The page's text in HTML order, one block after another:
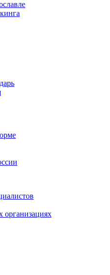
организациях